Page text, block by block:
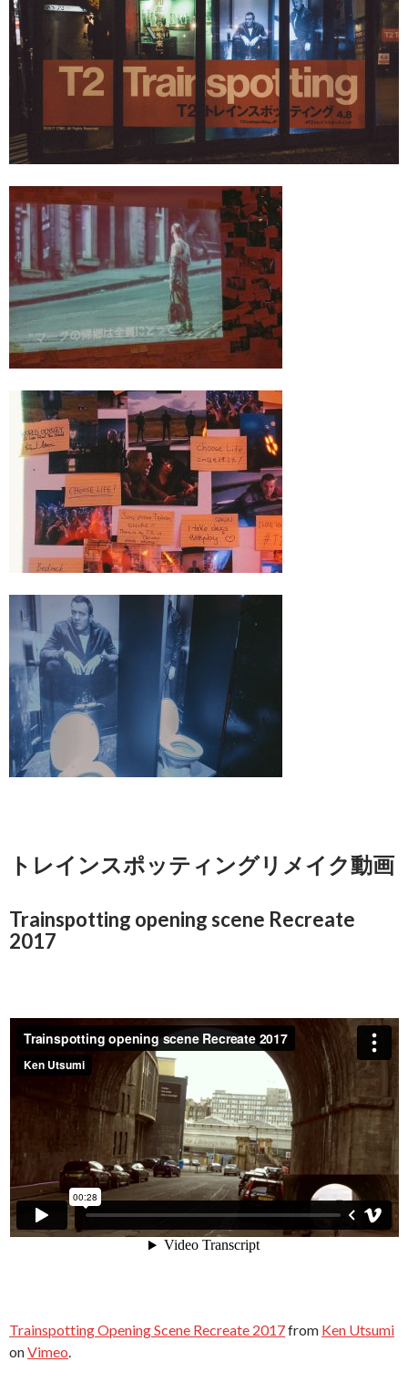
トレインスポッティングリメイク動画
Trainspotting opening scene Recreate
2017
Trainspotting Opening Scene Recreate 2017from Ken Utsumi
onVimeo.